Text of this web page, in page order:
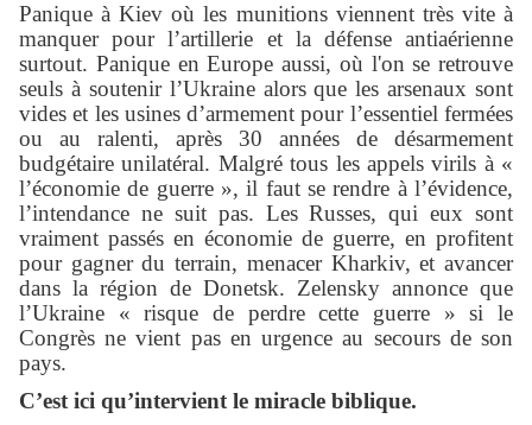
Panique à Kiev où les munitions viennent très vite à
manquer pour l’artillerie et la défense antiaérienne
surtout. Panique en Europe aussi, où l'on se retrouve
seuls à soutenir l’Ukraine alors que les arsenaux sont
vides et les usines d’armement pour l’essentiel fermées
ou au ralenti, après 30 années de désarmement
budgétaire unilatéral. Malgré tous les appels virils à «
l’économie de guerre », il faut se rendre à l’évidence,
l’intendance ne suit pas. Les Russes, qui eux sont
vraiment passés en économie de guerre, en profitent
pour gagner du terrain, menacer Kharkiv, et avancer
dans la région de Donetsk. Zelensky annonce que
l’Ukraine « risque de perdre cette guerre » si le
Congrès ne vient pas en urgence au secours de son
pays.
C’est ici qu’intervient le miracle biblique.